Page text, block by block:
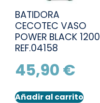
BATIDORA
CECOTEC VASO
POWER BLACK 1200
REF.04158
45,90 €
Añadir al carrito